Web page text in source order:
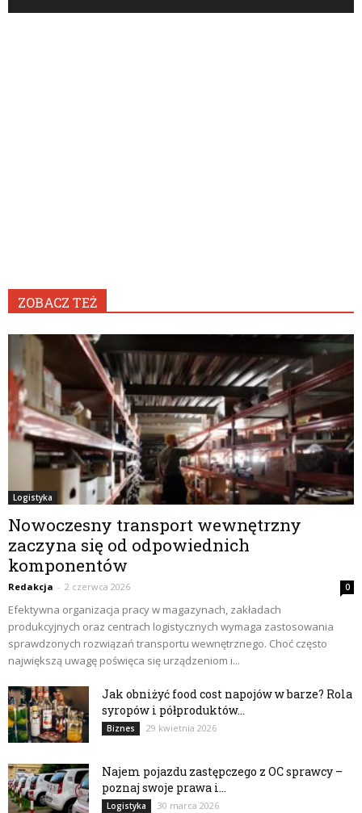
ZOBACZ TEŻ
Logistyka
Nowoczesny transport wewnętrzny
zaczyna się od odpowiednich
komponentów
Redakcja - 2 czerwca 2026 0
Efektywna organizacja pracy w magazynach, zakładach
produkcyjnych oraz centrach logistycznych wymaga zastosowania
sprawdzonych rozwiązań transportu wewnętrznego. Choć często
największą uwagę poświęca się urządzeniom i...
Jak obniżyć food cost napojów w barze? Rola
syropów i półproduktów...
Biznes 29 kwietnia 2026
Najem pojazdu zastępczego z OC sprawcy –
poznaj swoje prawa i...
Logistyka 30 marca 2026